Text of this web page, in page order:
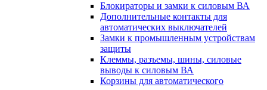
Блокираторы и замки к силовым ВА
Дополнительные контакты для
автоматических выключателей
Замки к промышленным устройствам
защиты
Клеммы, разъемы, шины, силовые
выводы к силовым ВА
Корзины для автоматического